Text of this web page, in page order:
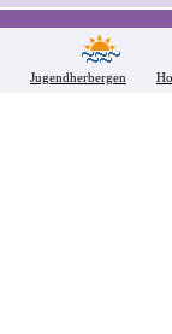
Jugendherbergen